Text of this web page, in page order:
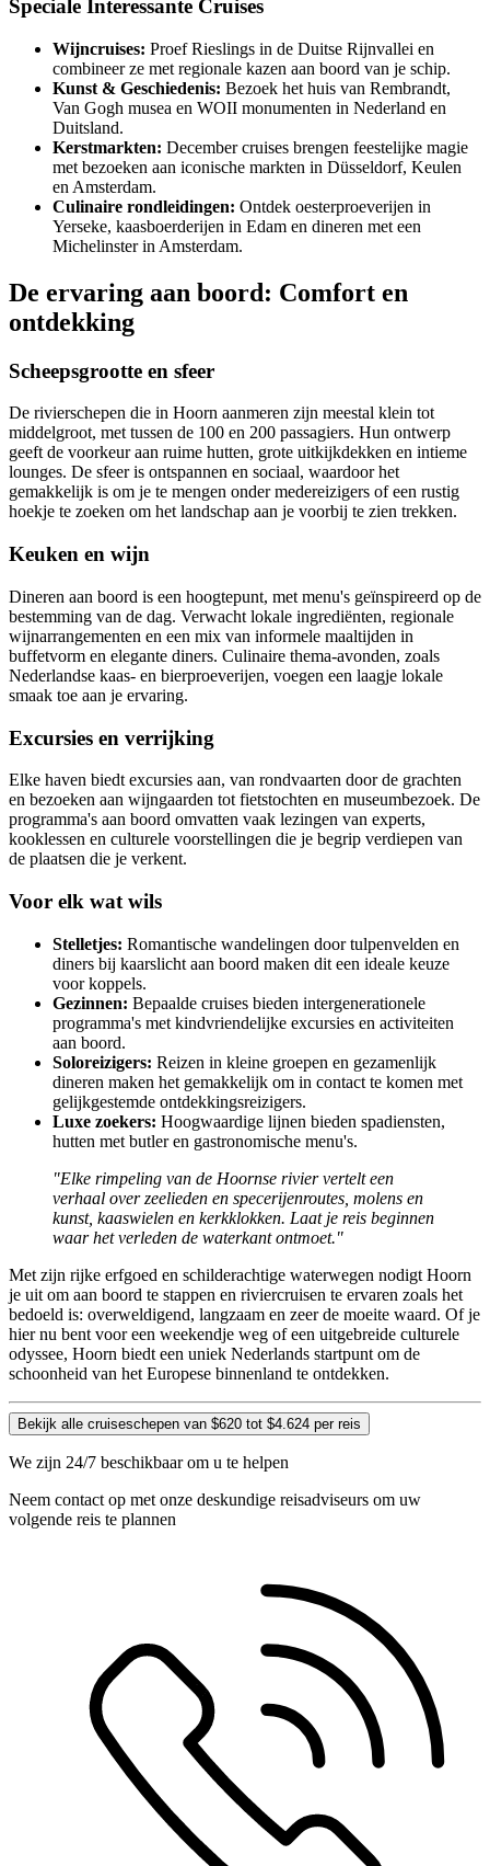
Speciale Interessante Cruises
Wijncruises: Proef Rieslings in de Duitse Rijnvallei en
combineer ze met regionale kazen aan boord van je schip.
Kunst & Geschiedenis: Bezoek het huis van Rembrandt,
Van Gogh musea en WOII monumenten in Nederland en
Duitsland.
Kerstmarkten: December cruises brengen feestelijke magie
met bezoeken aan iconische markten in Düsseldorf, Keulen
en Amsterdam.
Culinaire rondleidingen: Ontdek oesterproeverijen in
Yerseke, kaasboerderijen in Edam en dineren met een
Michelinster in Amsterdam.
De ervaring aan boord: Comfort en
ontdekking
Scheepsgrootte en sfeer
De rivierschepen die in Hoorn aanmeren zijn meestal klein tot
middelgroot, met tussen de 100 en 200 passagiers. Hun ontwerp
geeft de voorkeur aan ruime hutten, grote uitkijkdekken en intieme
lounges. De sfeer is ontspannen en sociaal, waardoor het
gemakkelijk is om je te mengen onder medereizigers of een rustig
hoekje te zoeken om het landschap aan je voorbij te zien trekken.
Keuken en wijn
Dineren aan boord is een hoogtepunt, met menu's geïnspireerd op de
bestemming van de dag. Verwacht lokale ingrediënten, regionale
wijnarrangementen en een mix van informele maaltijden in
buffetvorm en elegante diners. Culinaire thema-avonden, zoals
Nederlandse kaas- en bierproeverijen, voegen een laagje lokale
smaak toe aan je ervaring.
Excursies en verrijking
Elke haven biedt excursies aan, van rondvaarten door de grachten
en bezoeken aan wijngaarden tot fietstochten en museumbezoek. De
programma's aan boord omvatten vaak lezingen van experts,
kooklessen en culturele voorstellingen die je begrip verdiepen van
de plaatsen die je verkent.
Voor elk wat wils
Stelletjes: Romantische wandelingen door tulpenvelden en
diners bij kaarslicht aan boord maken dit een ideale keuze
voor koppels.
Gezinnen: Bepaalde cruises bieden intergenerationele
programma's met kindvriendelijke excursies en activiteiten
aan boord.
Soloreizigers: Reizen in kleine groepen en gezamenlijk
dineren maken het gemakkelijk om in contact te komen met
gelijkgestemde ontdekkingsreizigers.
Luxe zoekers: Hoogwaardige lijnen bieden spadiensten,
hutten met butler en gastronomische menu's.
"Elke rimpeling van de Hoornse rivier vertelt een
verhaal over zeelieden en specerijenroutes, molens en
kunst, kaaswielen en kerkklokken. Laat je reis beginnen
waar het verleden de waterkant ontmoet."
Met zijn rijke erfgoed en schilderachtige waterwegen nodigt Hoorn
je uit om aan boord te stappen en riviercruisen te ervaren zoals het
bedoeld is: overweldigend, langzaam en zeer de moeite waard. Of je
hier nu bent voor een weekendje weg of een uitgebreide culturele
odyssee, Hoorn biedt een uniek Nederlands startpunt om de
schoonheid van het Europese binnenland te ontdekken.
Bekijk alle cruiseschepen van $620 tot $4.624 per reis
We zijn 24/7 beschikbaar om u te helpen
Neem contact op met onze deskundige reisadviseurs om uw
volgende reis te plannen